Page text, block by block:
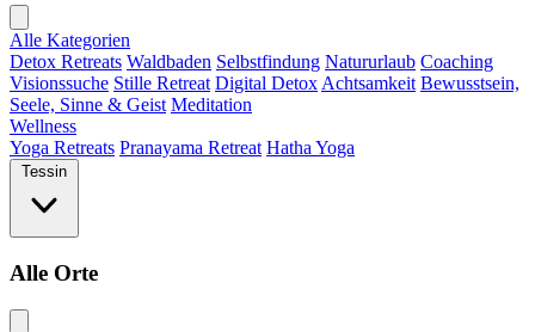
Alle Kategorien
Detox Retreats Waldbaden Selbstfindung Natururlaub Coaching
Visionssuche Stille Retreat Digital Detox Achtsamkeit Bewusstsein,
Seele, Sinne & Geist Meditation
Wellness
Yoga Retreats Pranayama Retreat Hatha Yoga
Tessin
Alle Orte